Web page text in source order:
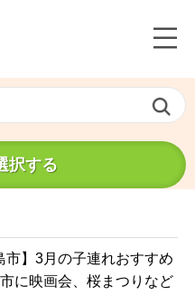
択する
市】3月の子連れおすすめ
に映画会、桜まつりなど